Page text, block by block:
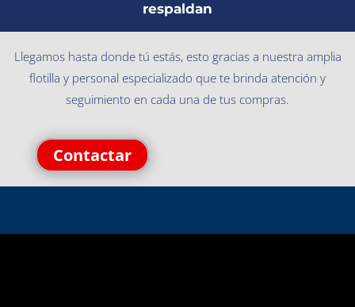
respaldan
Llegamos hasta donde tú estás, esto gracias a nuestra amplia
flotilla y personal especializado que te brinda atención y
seguimiento en cada una de tus compras.
Contactar